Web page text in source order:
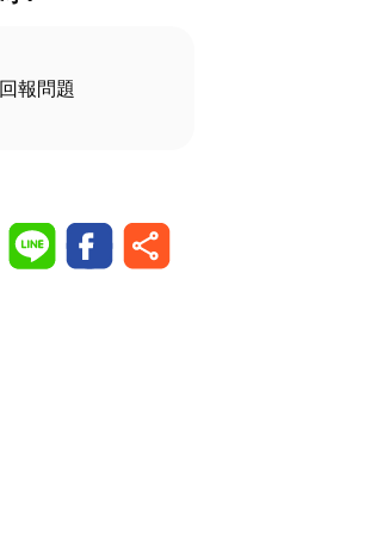
回報問題